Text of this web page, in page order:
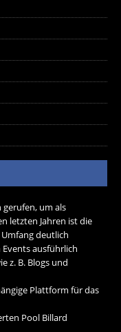
gerufen, um als
letzten Jahren ist die
deutlich
ausführlich
z. B. Blogs und
Plattform für das
Pool Billard